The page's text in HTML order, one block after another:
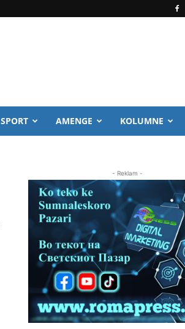
SPORT AMENGE KOLUMNE
- Reklam -